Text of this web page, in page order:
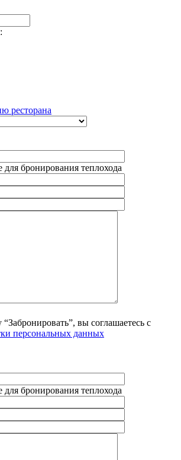
ресторана
бронирования теплохода
вы соглашаетесь с
персональных данных
бронирования теплохода